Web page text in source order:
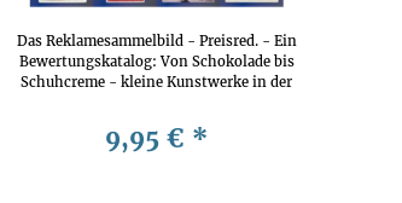
Das Reklamesammelbild - Preisred. - Ein
Bewertungskatalog: Von Schokolade bis
Schuhcreme - kleine Kunstwerke in der
9,95 € *